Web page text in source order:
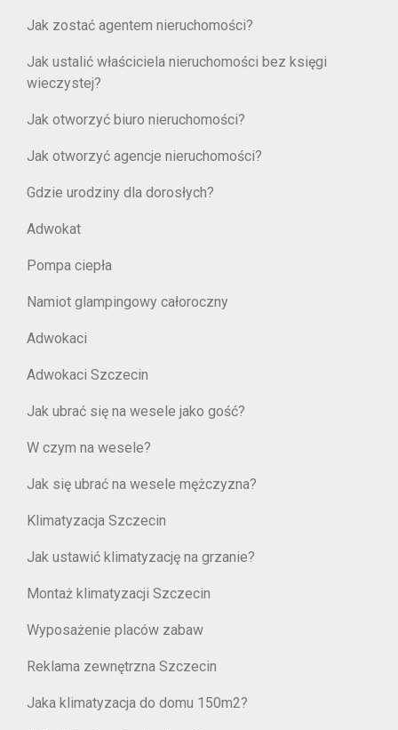
Jak zostać agentem nieruchomości?
Jak ustalić właściciela nieruchomości bez księgi
wieczystej?
Jak otworzyć biuro nieruchomości?
Jak otworzyć agencje nieruchomości?
Gdzie urodziny dla dorosłych?
Adwokat
Pompa ciepła
Namiot glampingowy całoroczny
Adwokaci
Adwokaci Szczecin
Jak ubrać się na wesele jako gość?
W czym na wesele?
Jak się ubrać na wesele mężczyzna?
Klimatyzacja Szczecin
Jak ustawić klimatyzację na grzanie?
Montaż klimatyzacji Szczecin
Wyposażenie placów zabaw
Reklama zewnętrzna Szczecin
Jaka klimatyzacja do domu 150m2?